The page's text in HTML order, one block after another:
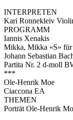
INTERPRETEN
Kari Ronnekleiv
PROGRAMM
Iannis Xenakis
Mikka, Mikka «S»
Johann Sebastian
Partita Nr. 2 d-moll
***
Ole-Henrik Moe
Ciaccona EA
THEMEN
Porträt Ole-Henrik